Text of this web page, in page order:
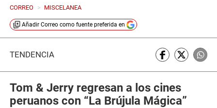
CORREO > MISCELANEA
Añadir Correo como fuente preferida en
TENDENCIA
Tom & Jerry regresan a los cines
peruanos con “La Brújula Mágica”